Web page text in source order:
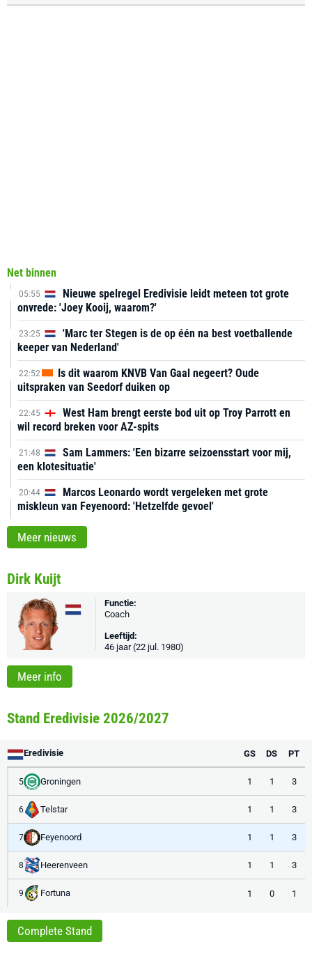
Net binnen
05:55
Nieuwe spelregel Eredivisie leidt meteen tot grote
onvrede: 'Joey Kooij, waarom?'
23:25
'Marc ter Stegen is de op één na best voetballende
keeper van Nederland'
22:52
Is dit waarom KNVB Van Gaal negeert? Oude
uitspraken van Seedorf duiken op
22:45
West Ham brengt eerste bod uit op Troy Parrott en
wil record breken voor AZ-spits
21:48
Sam Lammers: 'Een bizarre seizoensstart voor mij,
een klotesituatie'
20:44
Marcos Leonardo wordt vergeleken met grote
miskleun van Feyenoord: 'Hetzelfde gevoel'
Meer nieuws
Dirk Kuijt
Functie:
Coach
Leeftijd:
46 jaar (22 jul. 1980)
Meer info
Stand Eredivisie 2026/2027
Eredivisie GS DS PT
5 Groningen 1 1 3
6 Telstar 1 1 3
7 Feyenoord 1 1 3
8 Heerenveen 1 1 3
9 Fortuna 1 0 1
Complete Stand